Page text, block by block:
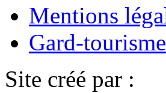
Mentions
Gard-tourisme
Site créé par :